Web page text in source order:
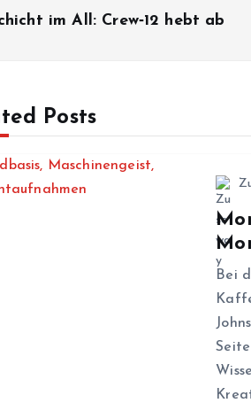
im All: Crew‑12 hebt ab
Posts
Bei